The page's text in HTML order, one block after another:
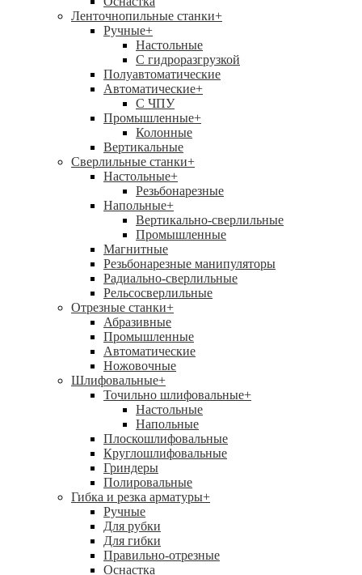
Ленточнопильные станки+
Ручные+
Настольные
С гидроразгрузкой
Полуавтоматические
Автоматические+
С ЧПУ
Промышленные+
Колонные
Вертикальные
Сверлильные станки+
Настольные+
Резьбонарезные
Напольные+
Вертикально-сверлильные
Промышленные
Магнитные
Резьбонарезные манипуляторы
Радиально-сверлильные
Рельсосверлильные
Отрезные станки+
Абразивные
Промышленные
Автоматические
Ножовочные
Шлифовальные+
Точильно шлифовальные+
Настольные
Напольные
Плоскошлифовальные
Круглошлифовальные
Гриндеры
Полировальные
Гибка и резка арматуры+
Ручные
Для рубки
Для гибки
Правильно-отрезные
Оснастка